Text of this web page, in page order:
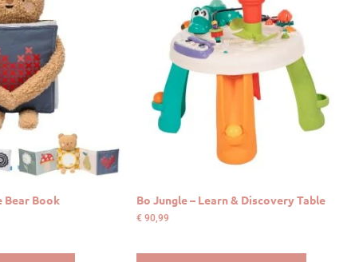
Bear Book Bo Jungle – Learn & Discovery Table
€ 90,99